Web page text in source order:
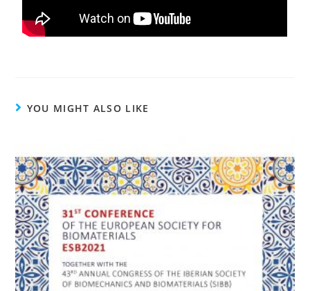
YOU MIGHT ALSO LIKE